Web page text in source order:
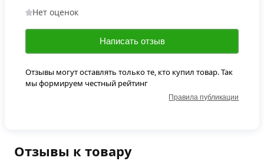
Отзывы к товару
Нет оценок
Написать отзыв
Отзывы могут оставлять только те, кто купил товар. Так
мы формируем честный рейтинг
Правила публикации